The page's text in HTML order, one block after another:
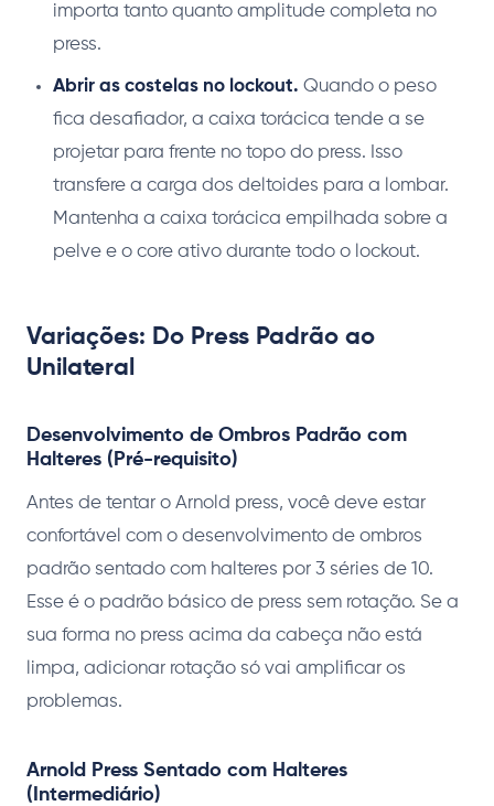
importa tanto quanto amplitude completa no
press.
Abrir as costelas no lockout. Quando o peso
fica desafiador, a caixa torácica tende a se
projetar para frente no topo do press. Isso
transfere a carga dos deltoides para a lombar.
Mantenha a caixa torácica empilhada sobre a
pelve e o core ativo durante todo o lockout.
Variações: Do Press Padrão ao
Unilateral
Desenvolvimento de Ombros Padrão com
Halteres (Pré-requisito)
Antes de tentar o Arnold press, você deve estar
confortável com o desenvolvimento de ombros
padrão sentado com halteres por 3 séries de 10.
Esse é o padrão básico de press sem rotação. Se a
sua forma no press acima da cabeça não está
limpa, adicionar rotação só vai amplificar os
problemas.
Arnold Press Sentado com Halteres
(Intermediário)